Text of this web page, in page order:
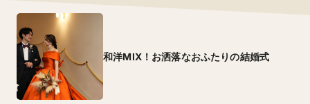
和洋MIX！お洒落なおふたりの結婚式